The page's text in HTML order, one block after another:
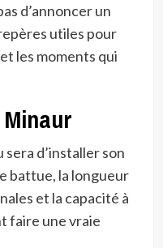
d’annoncer un
utiles pour
les moments qui
sera d’installer son
battue, la longueur
et la capacité à
faire une vraie